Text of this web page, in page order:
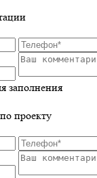
заполнения
проекту